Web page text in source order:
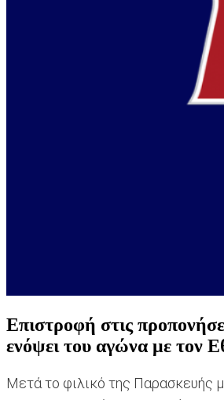
Επιστροφή στις
ενόψει του αγώνα με τον
Μετά το φιλικό της Παρασκευής